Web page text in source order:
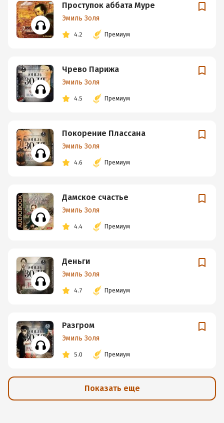
Проступок аббата Муре
Эмиль Золя
4.2 Премиум
Чрево Парижа
Эмиль Золя
4.5 Премиум
Покорение Плассана
Эмиль Золя
4.6 Премиум
Дамское счастье
Эмиль Золя
4.4 Премиум
Деньги
Эмиль Золя
4.7 Премиум
Разгром
Эмиль Золя
5.0 Премиум
Показать еще